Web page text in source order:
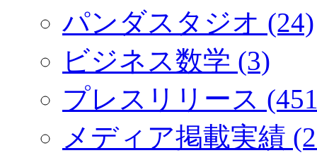
パンダスタジオ (24)
ビジネス数学 (3)
プレスリリース
メディア掲載実績